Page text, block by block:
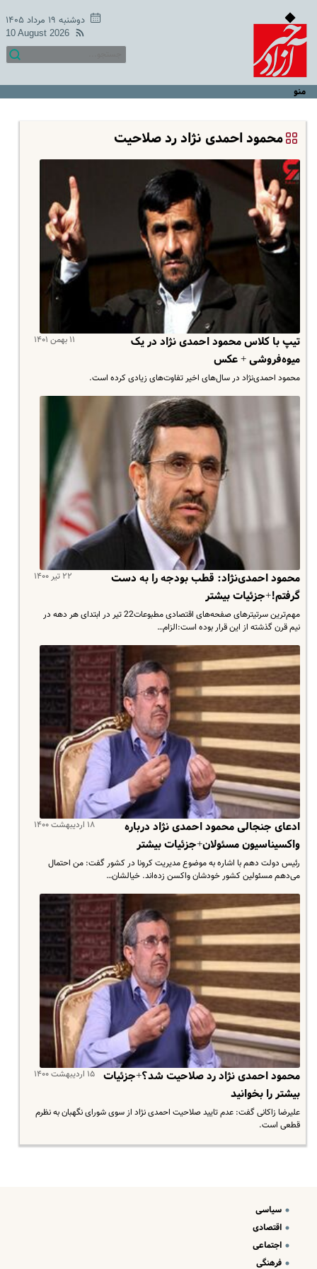
دوشنبه ۱۹ مرداد ۱۴۰۵
10 August 2026
منو
محمود احمدی نژاد رد صلاحیت
۱۱ بهمن ۱۴۰۱
تیپ با کلاس محمود احمدی نژاد در یک
میوه‌فروشی + عکس
محمود احمدی‌نژاد در سال‌های اخیر تفاوت‌های زیادی کرده است.
۲۲ تیر ۱۴۰۰
محمود احمدی‌نژاد: قطب بودجه را به دست
گرفتم!+جزئیات بیشتر
مهم‌ترین سرتیترهای صفحه‌های اقتصادی مطبوعات22 تیر در ابتدای هر دهه در
نیم قرن گذشته از این قرار بوده است:الزام…
۱۸ اردیبهشت ۱۴۰۰
ادعای جنجالی محمود احمدی نژاد درباره
واکسیناسیون مسئولان+جزئیات بیشتر
رئیس دولت دهم با اشاره به موضوع مدیریت کرونا در کشور گفت: من احتمال
می‌دهم مسئولین کشور خودشان واکسن زده‌اند. خیالشان…
۱۵ اردیبهشت ۱۴۰۰
محمود احمدی نژاد رد صلاحیت شد؟+جزئیات
بیشتر را بخوانید
علیرضا زاکانی گفت: عدم تایید صلاحیت احمدی نژاد از سوی شورای نگهبان به نظرم
قطعی است.
سیاسی
اقتصادی
اجتماعی
فرهنگی